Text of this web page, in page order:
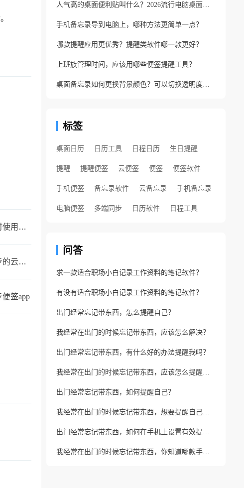
哪款提醒便签支持多端同步，可以在多设备上同时使用的便签
安卓苹果数据同步的手机备忘录叫什么？支持同步的云备忘录
签app
人气高的桌面便利贴叫什么？2026流行电脑桌面便利贴
手机备忘录导到电脑上，哪种方法更简单一点？
哪款提醒应用更优秀？提醒类软件哪一款更好？
上班族管理时间，应该用哪些便签提醒工具？
桌面备忘录如何更换背景颜色？可以切换透明度的备忘录
标签
桌面日历 日历工具 日程日历 生日提醒
提醒 提醒便签 云便签 便签 便签软件
手机便签 备忘录软件 云备忘录 手机备忘录
电脑便签 多端同步 日历软件 日程工具
问答
求一款适合职场小白记录工作资料的笔记软件？
有没有适合职场小白记录工作资料的笔记软件？
出门经常忘记带东西，怎么提醒自己？
我经常在出门的时候忘记带东西，应该怎么解决？
出门经常忘记带东西，有什么好的办法提醒我吗？
我经常在出门的时候忘记带东西，应该怎么提醒自己呢？
出门经常忘记带东西，如何提醒自己？
我经常在出门的时候忘记带东西，想要提醒自己应该如何操作？
出门经常忘记带东西，如何在手机上设置有效提醒？
我经常在出门的时候忘记带东西，你知道哪款手机APP可以定时提醒吗？